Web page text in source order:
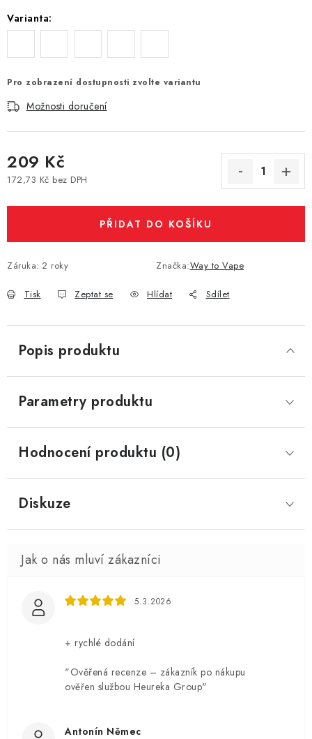
Vše o nákupu Jak reklamovat či vrátit zboží
Kontakty
Prodejny
Varianta:
Pro zobrazení dostupnosti zvolte variantu
Možnosti doručení
209 Kč
172,73 Kč bez DPH
PŘIDAT DO KOŠÍKU
Záruka: 2 roky Značka:Way to Vape
Tisk Zeptat se Hlídat Sdílet
Popis produktu
Parametry produktu
Hodnocení produktu (0)
Diskuze
5.3.2026
+ rychlé dodání
"Ověřená recenze – zákazník po nákupu
ověřen službou Heureka Group"
Antonín Němec